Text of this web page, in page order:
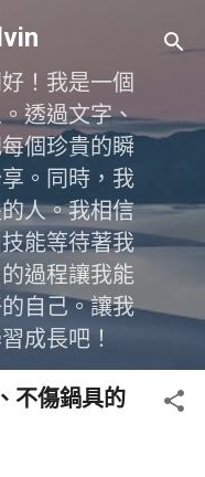
！我是一個
透過文字、
個珍貴的瞬
。同時，我
人。我相信
能等待著我
過程讓我能
自己。讓我
成長吧！
不傷鍋具的